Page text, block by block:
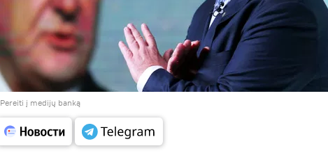
Pereiti į medijų banką